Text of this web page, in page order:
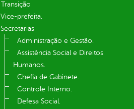
Transição
Vice-prefeita.
Secretarias
Administração e Gestão.
Assistência Social e Direitos
Humanos.
Chefia de Gabinete.
Controle Interno.
Defesa Social.